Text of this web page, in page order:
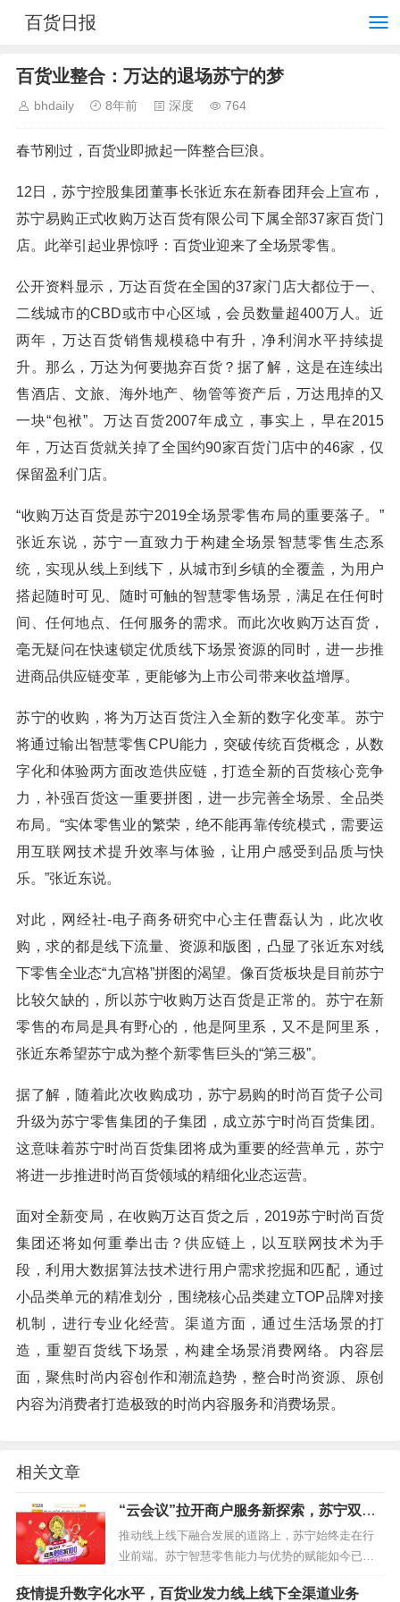
百货日报
百货业整合：万达的退场苏宁的梦
bhdaily 8年前 深度 764
春节刚过，百货业即掀起一阵整合巨浪。
12日，苏宁控股集团董事长张近东在新春团拜会上宣布，
苏宁易购正式收购万达百货有限公司下属全部37家百货门
店。此举引起业界惊呼：百货业迎来了全场景零售。
公开资料显示，万达百货在全国的37家门店大都位于一、
二线城市的CBD或市中心区域，会员数量超400万人。近
两年，万达百货销售规模稳中有升，净利润水平持续提
升。那么，万达为何要抛弃百货？据了解，这是在连续出
售酒店、文旅、海外地产、物管等资产后，万达甩掉的又
一块“包袱”。万达百货2007年成立，事实上，早在2015
年，万达百货就关掉了全国约90家百货门店中的46家，仅
保留盈利门店。
“收购万达百货是苏宁2019全场景零售布局的重要落子。”
张近东说，苏宁一直致力于构建全场景智慧零售生态系
统，实现从线上到线下，从城市到乡镇的全覆盖，为用户
搭起随时可见、随时可触的智慧零售场景，满足在任何时
间、任何地点、任何服务的需求。而此次收购万达百货，
毫无疑问在快速锁定优质线下场景资源的同时，进一步推
进商品供应链变革，更能够为上市公司带来收益增厚。
苏宁的收购，将为万达百货注入全新的数字化变革。苏宁
将通过输出智慧零售CPU能力，突破传统百货概念，从数
字化和体验两方面改造供应链，打造全新的百货核心竞争
力，补强百货这一重要拼图，进一步完善全场景、全品类
布局。“实体零售业的繁荣，绝不能再靠传统模式，需要运
用互联网技术提升效率与体验，让用户感受到品质与快
乐。”张近东说。
对此，网经社-电子商务研究中心主任曹磊认为，此次收
购，求的都是线下流量、资源和版图，凸显了张近东对线
下零售全业态“九宫格”拼图的渴望。像百货板块是目前苏宁
比较欠缺的，所以苏宁收购万达百货是正常的。苏宁在新
零售的布局是具有野心的，他是阿里系，又不是阿里系，
张近东希望苏宁成为整个新零售巨头的“第三极”。
据了解，随着此次收购成功，苏宁易购的时尚百货子公司
升级为苏宁零售集团的子集团，成立苏宁时尚百货集团。
这意味着苏宁时尚百货集团将成为重要的经营单元，苏宁
将进一步推进时尚百货领域的精细化业态运营。
面对全新变局，在收购万达百货之后，2019苏宁时尚百货
集团还将如何重拳出击？供应链上，以互联网技术为手
段，利用大数据算法技术进行用户需求挖掘和匹配，通过
小品类单元的精准划分，围绕核心品类建立TOP品牌对接
机制，进行专业化经营。渠道方面，通过生活场景的打
造，重塑百货线下场景，构建全场景消费网络。内容层
面，聚焦时尚内容创作和潮流趋势，整合时尚资源、原创
内容为消费者打造极致的时尚内容服务和消费场景。
相关文章
“云会议”拉开商户服务新探索，苏宁双线
赋能推动百货行业转型升级
推动线上线下融合发展的道路上，苏宁始终走在行
业前端。苏宁智慧零售能力与优势的赋能如今已深
刻影响到百货行业，正帮助和服务更多的百货商户
从传统零售模式向O2O模式的转型。 3月10日，苏
疫情提升数字化水平，百货业发力线上线下全渠道业务